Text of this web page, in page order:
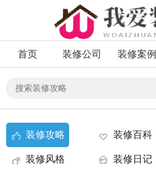
首页 装修公司 装修案例
装修攻略 装修百科
装修风格 装修日记